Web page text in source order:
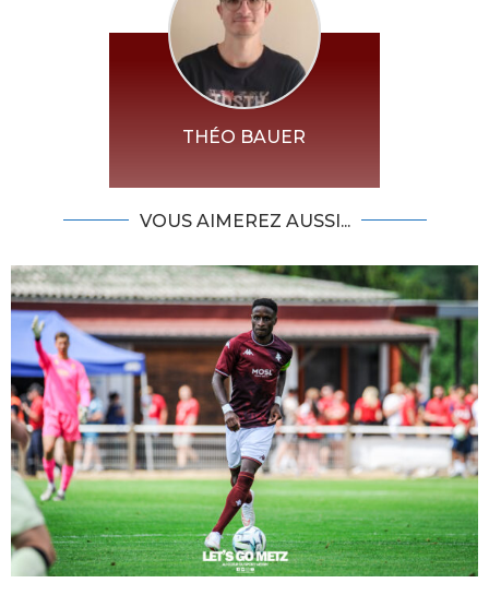
THÉO BAUER
VOUS AIMEREZ AUSSI...